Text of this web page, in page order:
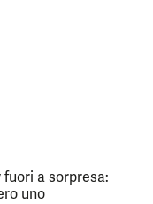
fuori a sorpresa:
uno